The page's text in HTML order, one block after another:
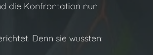
die Konfrontation nun
Denn sie wussten: